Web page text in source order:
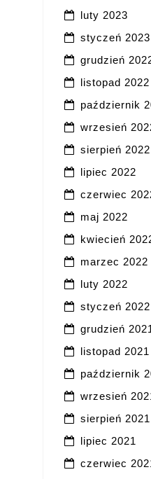
luty 2023
styczeń 2023
grudzień
listopad 2022
październik
wrzesień
sierpień 2022
lipiec 2022
czerwiec
maj 2022
kwiecień
marzec 2022
luty 2022
styczeń 2022
grudzień
listopad 2021
październik
wrzesień
sierpień 2021
lipiec 2021
czerwiec